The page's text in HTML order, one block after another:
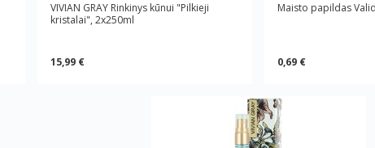
VIVIAN GRAY Rinkinys kūnui "Pilkieji
kristalai", 2x250ml
15,99 €
Maisto papildas
0,69 €